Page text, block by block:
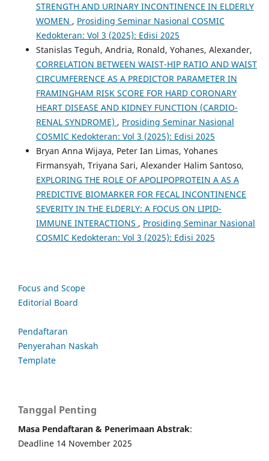
STRENGTH AND URINARY INCONTINENCE IN ELDERLY
WOMEN , Prosiding Seminar Nasional COSMIC
Kedokteran: Vol 3 (2025): Edisi 2025
Stanislas Teguh, Andria, Ronald, Yohanes, Alexander,
CORRELATION BETWEEN WAIST-HIP RATIO AND WAIST
CIRCUMFERENCE AS A PREDICTOR PARAMETER IN
FRAMINGHAM RISK SCORE FOR HARD CORONARY
HEART DISEASE AND KIDNEY FUNCTION (CARDIO-
RENAL SYNDROME) , Prosiding Seminar Nasional
COSMIC Kedokteran: Vol 3 (2025): Edisi 2025
Bryan Anna Wijaya, Peter Ian Limas, Yohanes
Firmansyah, Triyana Sari, Alexander Halim Santoso,
EXPLORING THE ROLE OF APOLIPOPROTEIN A AS A
PREDICTIVE BIOMARKER FOR FECAL INCONTINENCE
SEVERITY IN THE ELDERLY: A FOCUS ON LIPID-
IMMUNE INTERACTIONS , Prosiding Seminar Nasional
COSMIC Kedokteran: Vol 3 (2025): Edisi 2025
Focus and Scope
Editorial Board
Pendaftaran
Penyerahan Naskah
Template
Tanggal Penting
Masa Pendaftaran & Penerimaan Abstrak:
Deadline 14 November 2025